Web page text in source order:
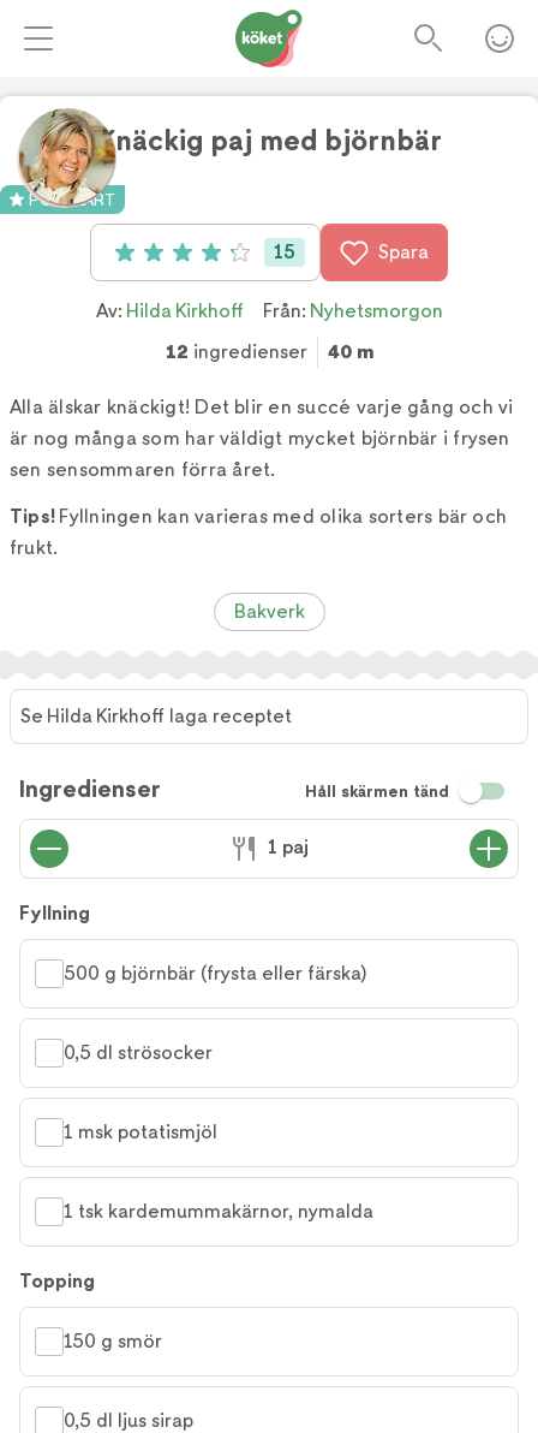
Knäckig paj med björnbär
POPULÄRT
Betyg: 4.2 av 5 (15 röster)
15 Spara
Av: Hilda Kirkhoff Från: Nyhetsmorgon
12 ingredienser 40 m
Alla älskar knäckigt! Det blir en succé varje gång och vi
är nog många som har väldigt mycket björnbär i frysen
sen sensommaren förra året.
Tips! Fyllningen kan varieras med olika sorters bär och
frukt.
Bakverk
Se Hilda Kirkhoff laga receptet
Ingredienser Håll skärmen tänd
1 paj
Fyllning
500 g björnbär (frysta eller färska)
0,5 dl strösocker
1 msk potatismjöl
1 tsk kardemummakärnor, nymalda
Topping
150 g smör
0,5 dl ljus sirap